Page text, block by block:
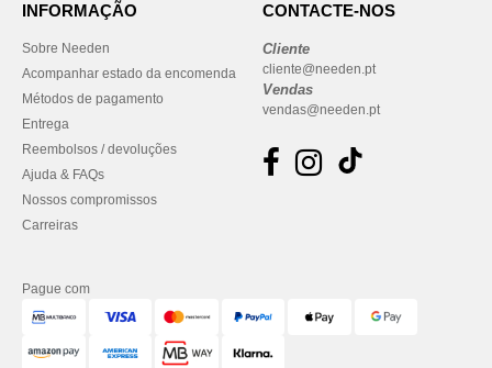
INFORMAÇÃO
Sobre Needen
Acompanhar estado da encomenda
Métodos de pagamento
Entrega
Reembolsos / devoluções
Ajuda & FAQs
Nossos compromissos
Carreiras
CONTACTE-NOS
Cliente
cliente@needen.pt
Vendas
vendas@needen.pt
Pague com